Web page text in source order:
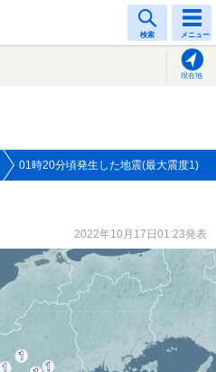
検索 メニュー
現在地
01時20分頃発生した地震(最大震度1)
2022年10月17日01:23発表